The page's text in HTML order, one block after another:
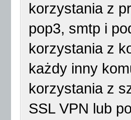
korzystania z
pop3, smtp i
korzystania z
każdy inny
korzystania z
SSL VPN lub